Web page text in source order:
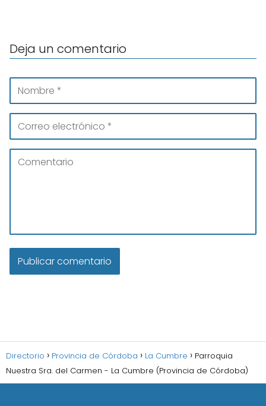
Deja un comentario
Directorio Provincia de Córdoba La Cumbre
Parroquia
Nuestra Sra. del Carmen - La Cumbre (Provincia de Córdoba)